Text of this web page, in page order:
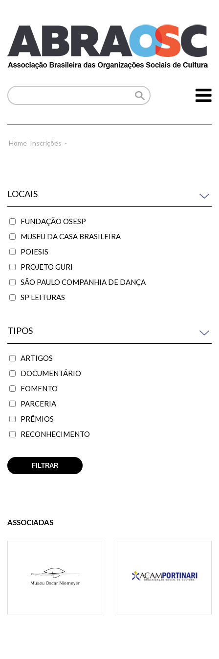
Home Inscrições -
LOCAIS
FUNDAÇÃO OSESP
MUSEU DA CASA BRASILEIRA
POIESIS
PROJETO GURI
SÃO PAULO COMPANHIA DE DANÇA
SP LEITURAS
TIPOS
ARTIGOS
DOCUMENTÁRIO
FOMENTO
PARCERIA
PRÊMIOS
RECONHECIMENTO
ASSOCIADAS